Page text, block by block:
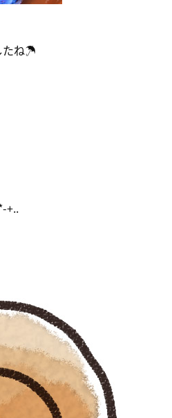
たね☂
+..